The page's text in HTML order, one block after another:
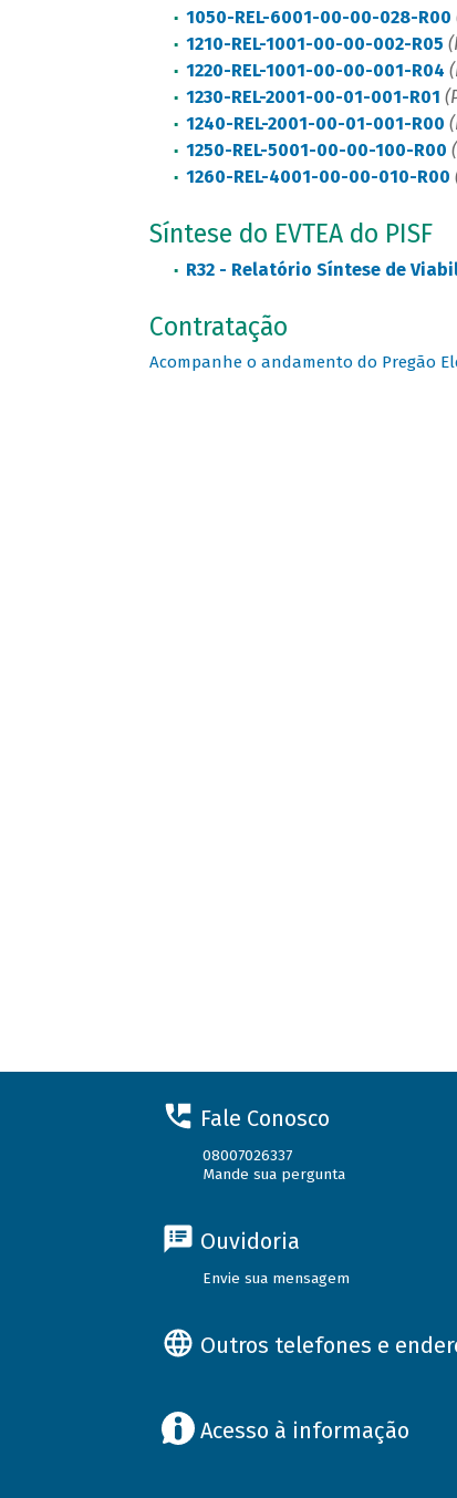
1050-REL-6001-00-00-028-R00
1210-REL-1001-00-00-002-R05
1220-REL-1001-00-00-001-R04
1230-REL-2001-00-01-001-R01
1240-REL-2001-00-01-001-R00
1250-REL-5001-00-00-100-R00
1260-REL-4001-00-00-010-R00
Síntese do EVTEA do PISF
R32 - Relatório Síntese de
Contratação
Acompanhe o andamento do Pregão
Fale Conosco
08007026337
Mande sua pergunta
Ouvidoria
Envie sua mensagem
Outros telefones e
Acesso à informação